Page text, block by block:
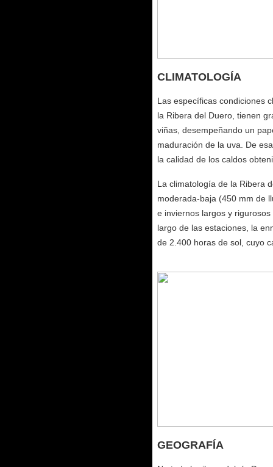
CLIMATOLOGÍA
Las específicas condiciones
la Ribera del Duero, tienen
viñas, desempeñando un
maduración de la uva. De
la calidad de los caldos
La climatología de la Ribera
moderada-baja (450 mm de
e inviernos largos y
largo de las estaciones, la
de 2.400 horas de sol, cuyo
GEOGRAFÍA